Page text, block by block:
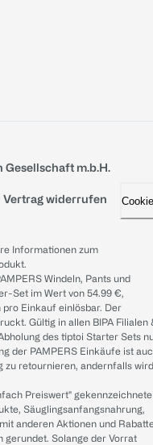
m.b.H.
Vertrag widerrufen
Informationen zum
Windeln, Pants und
Set im Wert von 54.99 €,
pro Einkauf einlösbar. Der
Gültig in allen BIPA Filialen
des tiptoi Starter Sets
der PAMPERS Einkäufe ist
zu retournieren, andernfalls wird
Preiswert" gekennzeichnete
Säuglingsanfangsnahrung,
anderen Aktionen und
gerundet. Solange der Vorrat